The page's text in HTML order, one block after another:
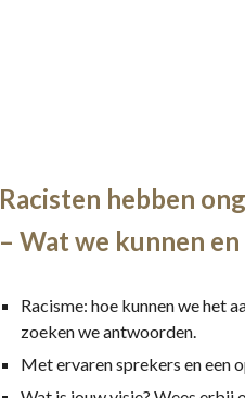
Racisten hebben
– Wat we kunnen
Racisme: hoe kunnen we het
zoeken we antwoorden.
Met ervaren sprekers en een